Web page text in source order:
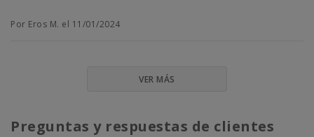
Por Eros M. el 11/01/2024
VER MÁS
Preguntas y respuestas de clientes